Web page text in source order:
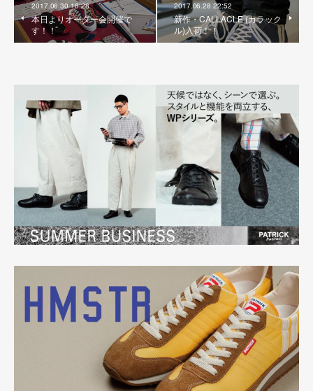
2017.06.30 18:28
本日よりオーダー会開催で
す！！
2017.06.28 22:52
新作・CALLACLE (カラック
ル)入荷！！